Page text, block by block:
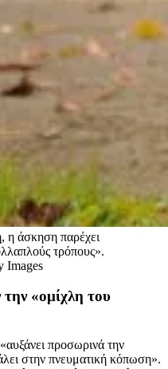
η άσκηση παρέχει
τρόπους».
Images
«ομίχλη του
προσωρινά την
στην πνευματική κόπωση».